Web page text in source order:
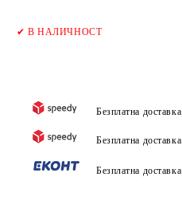
✔В НАЛИЧНОСТ
Безплатна
Безплатна
Безплатна